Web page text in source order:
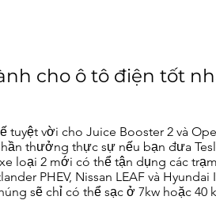
cho ô tô điện tốt
vời cho Juice Booster 2 và
thưởng thực sự nếu bạn đưa
loại 2 mới có thể tận dụng các
PHEV, Nissan LEAF và
sẽ chỉ có thể sạc ở 7kw hoặc 40